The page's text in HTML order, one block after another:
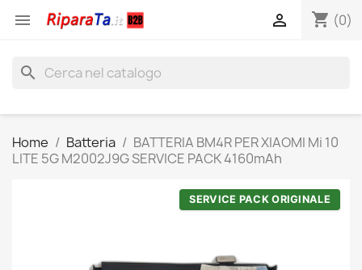
 shopping_cart (0)

search
Home Batteria
BATTERIA BM4R PER XIAOMI Mi 10
LITE 5G M2002J9G SERVICE PACK 4160mAh
SERVICE PACK ORIGINALE